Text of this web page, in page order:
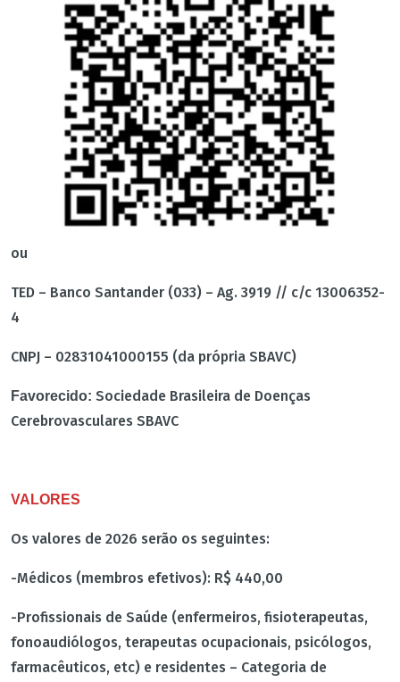
ou
TED – Banco Santander (033) – Ag. 3919 // c/c 13006352-
4
CNPJ – 02831041000155 (da própria SBAVC)
Favorecido: Sociedade Brasileira de Doenças
Cerebrovasculares SBAVC
VALORES
Os valores de 2026 serão os seguintes:
-Médicos (membros efetivos): R$ 440,00
-Profissionais de Saúde (enfermeiros, fisioterapeutas,
fonoaudiólogos, terapeutas ocupacionais, psicólogos,
farmacêuticos, etc) e residentes – Categoria de